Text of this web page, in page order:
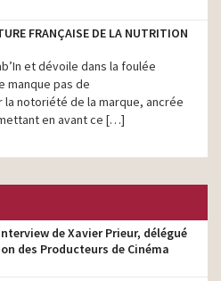
FRANÇAISE DE LA NUTRITION
et dévoile dans la foulée
manque pas de
la notoriété de la marque, ancrée
en avant ce […]
Interview de Xavier Prieur, délégué
des Producteurs de Cinéma